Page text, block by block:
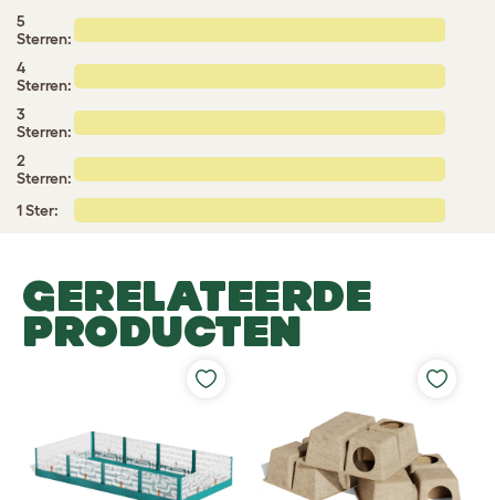
5
Sterren:
4
Sterren:
3
Sterren:
2
Sterren:
1 Ster:
GERELATEERDE
PRODUCTEN